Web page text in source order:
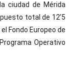
ciudad de Mérida
total de 12’5
Fondo Europeo de
Operativo